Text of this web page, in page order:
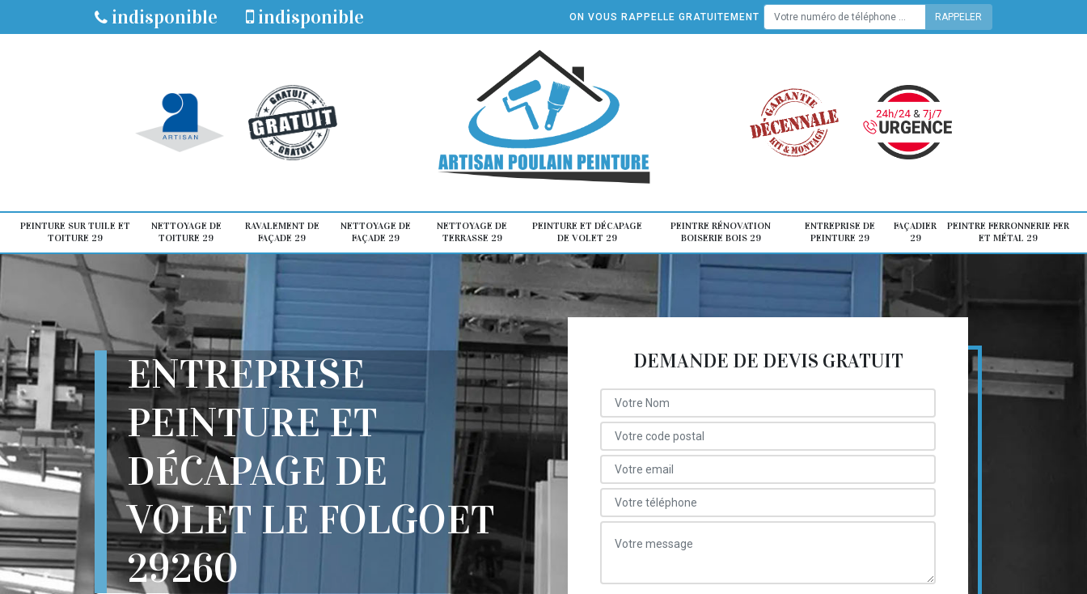
indisponible indisponible ON VOUS RAPPELLE GRATUITEMENT
PEINTURE SUR TUILE ET
TOITURE 29
NETTOYAGE DE
TOITURE 29
RAVALEMENT DE
FAÇADE 29
NETTOYAGE DE
FAÇADE 29
NETTOYAGE DE
TERRASSE 29
PEINTURE ET DÉCAPAGE
DE VOLET 29
PEINTRE RÉNOVATION
BOISERIE BOIS 29
ENTREPRISE DE
PEINTURE 29
FAÇADIER
29
PEINTRE FERRONNERIE FER
ET MÉTAL 29
ENTREPRISE
PEINTURE ET
DÉCAPAGE DE
VOLET LE FOLGOET
29260
DEMANDE DE DEVIS GRATUIT